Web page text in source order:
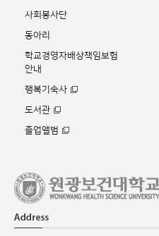
사회봉사단
동아리
학교경영자배상책임보험
안내
행복기숙사
도서관
졸업앨범